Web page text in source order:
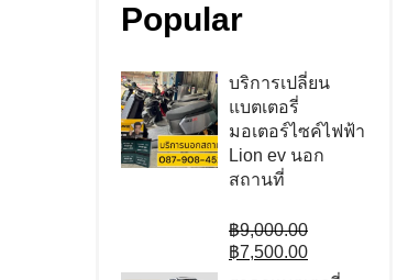
Popular
บริการเปลี่ยน
แบตเตอรี่
มอเตอร์ไซค์ไฟฟ้า
Lion ev นอก
สถานที่
฿9,000.00Original
price
was:
฿7,500.00Current
price